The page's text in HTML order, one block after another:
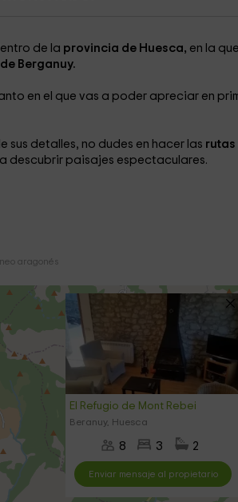
de la provincia de Huesca, en la
Berganuy.
en el que vas a poder apreciar en
sus detalles, no dudes en hacer las rutas
descubrir paisajes espectaculares.
aragonés
El Refugio de Mont Rebei
Beranuy, Huesca
8 3 2
Enviar mensaje al propietario